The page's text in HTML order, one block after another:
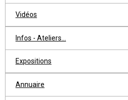
Vidéos
Infos - Ateliers...
Expositions
Annuaire